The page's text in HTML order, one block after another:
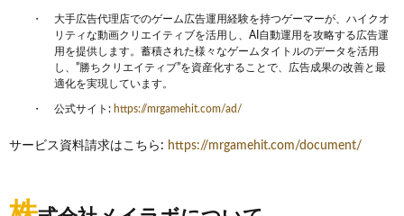
大手広告代理店でのゲーム広告運用経験を持つゲーマーが、ハイクオ
リティな動画クリエイティブを活用し、AI自動運用を攻略する広告運
用を提供します。蓄積された様々なゲームタイトルのデータを活用
し、”勝ちクリエイティブ”を資産化することで、広告成果の改善と最
適化を実現しています。
公式サイト: https://mrgamehit.com/ad/
サービス資料請求はこちら: https://mrgamehit.com/document/